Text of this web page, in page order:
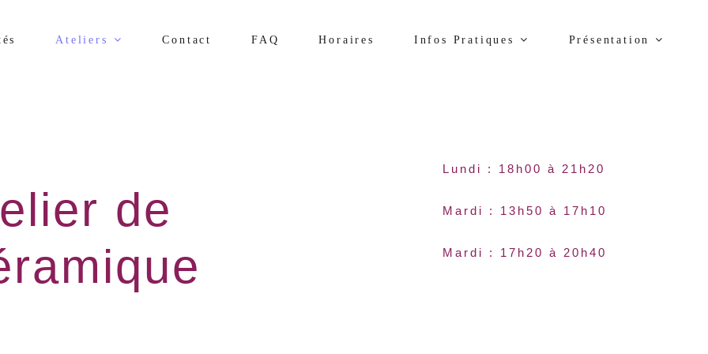
Ateliers Contact FAQ Horaires Infos Pratiques Présentation
de
Lundi : 18h00 à 21h20
Mardi : 13h50 à 17h10
Mardi : 17h20 à 20h40